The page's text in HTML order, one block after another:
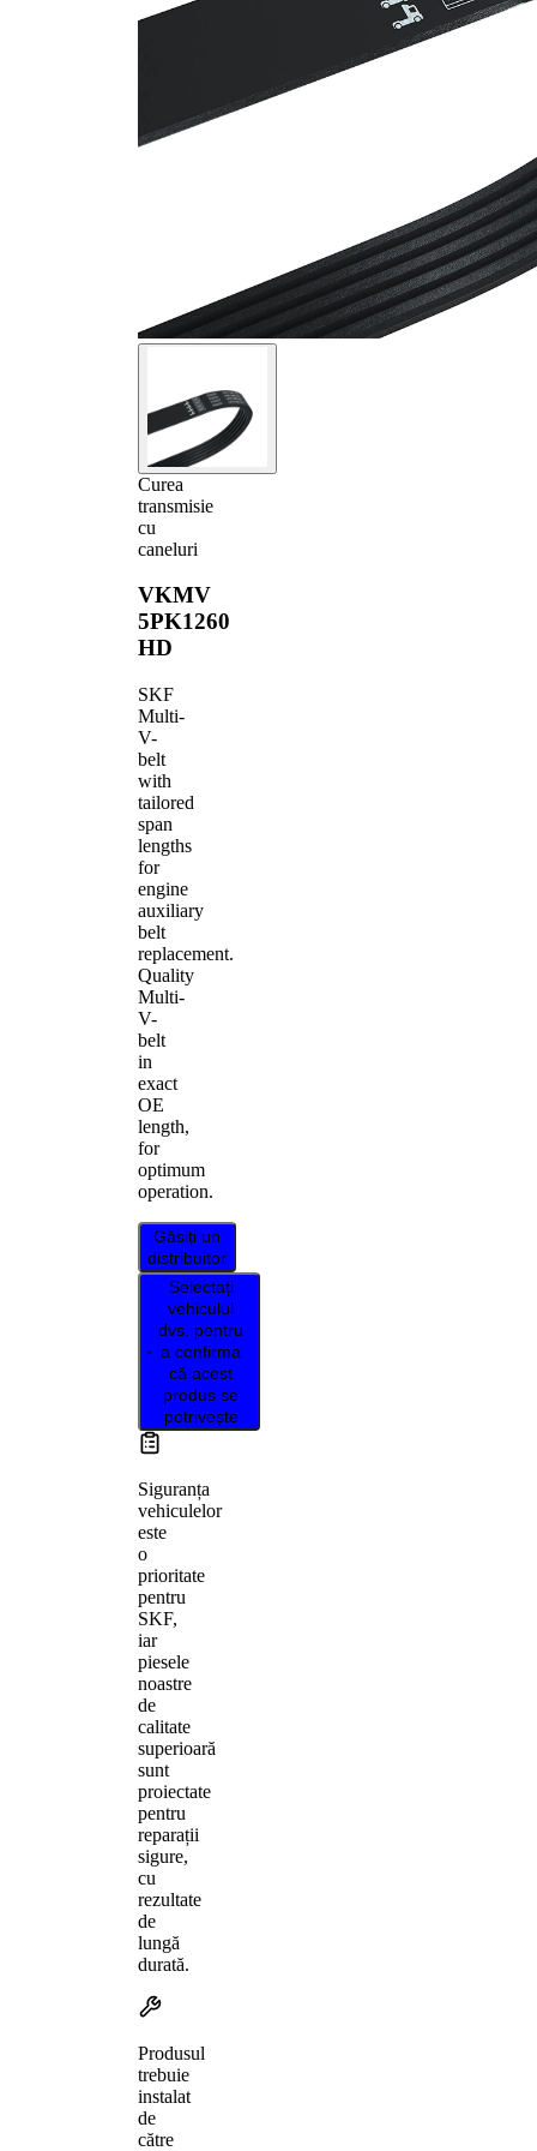
Curea
transmisie
cu
caneluri
VKMV
5PK1260
HD
SKF
Multi-
V-
belt
with
tailored
span
lengths
for
engine
auxiliary
belt
replacement.
Quality
Multi-
V-
belt
in
exact
OE
length,
for
optimum
operation.
Găsiți un
distribuitor
Selectați
vehiculul
dvs. pentru
a confirma
că acest
produs se
potrivește
Siguranța
vehiculelor
este
o
prioritate
pentru
SKF,
iar
piesele
noastre
de
calitate
superioară
sunt
proiectate
pentru
reparații
sigure,
cu
rezultate
de
lungă
durată.
Produsul
trebuie
instalat
de
către